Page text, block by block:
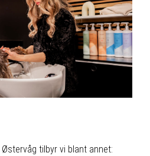
tilbyr vi blant annet: